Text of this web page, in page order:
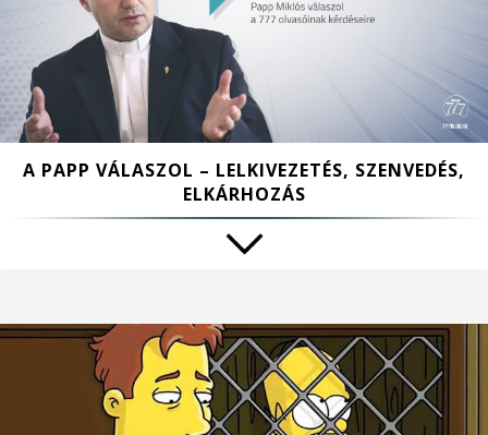
A PAPP VÁLASZOL – LELKIVEZETÉS, SZENVEDÉS,
ELKÁRHOZÁS